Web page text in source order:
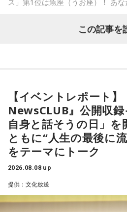
ペナントレース終盤の神宮球場、
「ニッポン放送ショウアップナイ
■放送日時：8月15日（土） 17時
応あり）
■スペシャルゲスト解説：髙津臣吾
■実況：師岡正雄アナウンサー
■番組X：@showup1242
■ハッシュタグ：#ショウアップ
【2位】蟹座（かに座）
好調な運気で心地よく過ごせる1日
えやすい運気なので、選択に迷っ
してみてください。
【3位】蠍座（さそり座）
学びや成長ができそうな1日です。
学びが深まりそうです。海外のこと
を大切に過ごしてみましょう。
この記事を
【イベントレポート
NewsCLUB』公開収
自身と話そうの日」を
ともに“人生の最後に
をテーマにトーク
2026.08.08 up
提供：文化放送